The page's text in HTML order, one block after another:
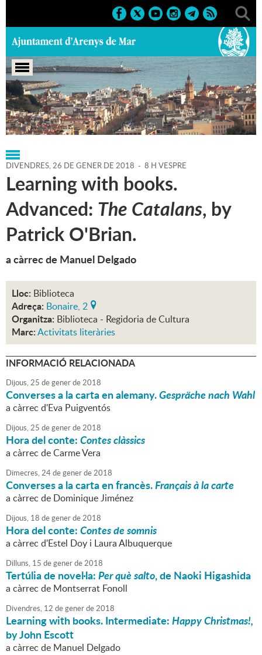
Portada > Regidories > Cultura > Agenda > 26-01-2018
DIVENDRES,26 DE GENER DE 2018 - 8 H VESPRE
Learning with books.
Advanced: The Catalans, by
Patrick O'Brian.
a càrrec de Manuel Delgado
Lloc: Biblioteca
Adreça: Bonaire, 2
Organitza: Biblioteca - Regidoria de Cultura
Marc:Activitats literàries
INFORMACIÓ RELACIONADA
Dijous,25 degenerde2018
Converses a la carta en alemany.Gespräche nach Wahl
a càrrec d'Eva Puigventós
Dijous,25 degenerde2018
Hora del conte:Contes clàssics
a càrrec de Carme Vera
Dimecres,24degenerde2018
Converses a la carta en francès.Français à la carte
a càrrec de Dominique Jiménez
Dijous, 18 degenerde2018
Hora del conte:Contes de somnis
a càrrec d'Estel Doy i Laura Albuquerque
Dilluns, 15 degenerde2018
Tertúlia de novel·la:Per què salto, de Naoki Higashida
a càrrec de Montserrat Fonoll
Divendres, 12 degenerde2018
Learning with books. Intermediate:Happy Christmas!,
by John Escott
a càrrec de Manuel Delgado